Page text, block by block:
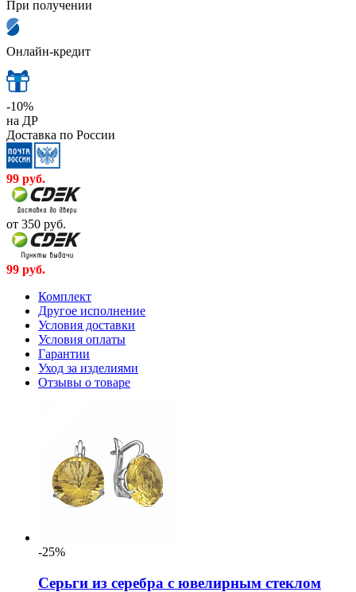
При получении
Онлайн-кредит
-10%
на ДР
Доставка по России
99 руб.
от 350 руб.
99 руб.
Комплект
Другое исполнение
Условия доставки
Условия оплаты
Гарантии
Уход за изделиями
Отзывы о товаре
-25%
Серьги из серебра с ювелирным стеклом